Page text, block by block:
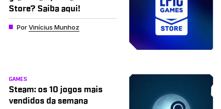
Store? Saiba aqui!
PorVinícius Munhoz
GAMES
Steam: os 10 jogos mais
vendidos da semana